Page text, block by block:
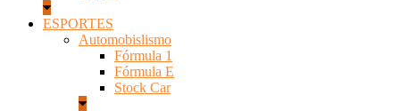
ESPORTES
Automobislismo
Fórmula 1
Fórmula E
Stock Car